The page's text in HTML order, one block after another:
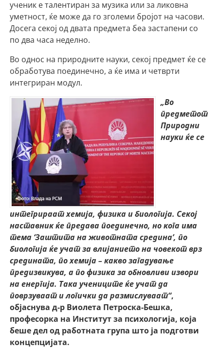
ученик е талентиран за музика или за ликовна
уметност, ќе може да го зголеми бројот на часови.
Досега секој од двата предмета беа застапени со
по два часа неделно.
Во однос на природните науки, секој предмет ќе се
обработува поединечно, а ќе има и четврти
интегриран модул.
„Во
предметот
Природни
науки ќе се
интегрираат хемија, физика и биологија. Секој
наставник ќе предава поединечно, но кога има
тема ‘Заштита на животната средина’, по
биологија ќе учат за влијанието на човекот врз
средината, по хемија – какво загадување
предизвикува, а по физика за обновливи извори
на енергија. Така учениците ќе учат да
поврзуваат и логички да размислуваат“,
објаснува д-р Виолета Петроска-Бешка,
професорка на Институт за психологија, која
беше дел од работната група што ја подготви
концепцијата.